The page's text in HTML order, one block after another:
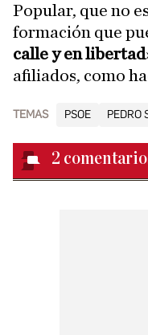
Popular, que no
formación que
calle y en libertad
afiliados, como
TEMAS PSOE PEDRO
2